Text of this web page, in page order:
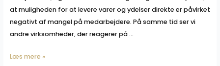
at muligheden for at levere varer og ydelser direkte er påvirket
negativt af mangel på medarbejdere. På samme tid ser vi
andre virksomheder, der reagerer på …
Paradokset
Læs mere »